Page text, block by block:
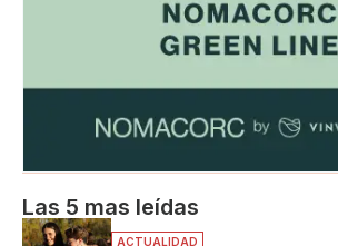
Las 5 mas leídas
ACTUALIDAD